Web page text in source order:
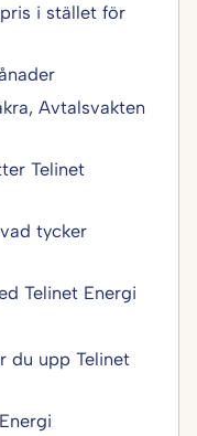
i stället för
Avtalsvakten
Telinet
tycker
Telinet Energi
du upp Telinet